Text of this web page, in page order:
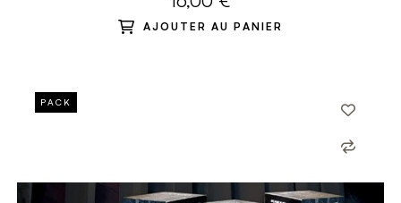
AJOUTER AU PANIER
PACK